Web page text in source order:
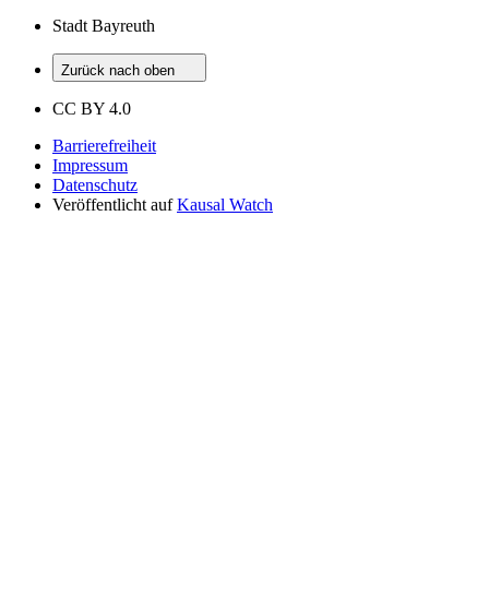
Stadt Bayreuth
Zurück nach oben
CC BY 4.0
Barrierefreiheit
Impressum
Datenschutz
Veröffentlicht auf Kausal Watch